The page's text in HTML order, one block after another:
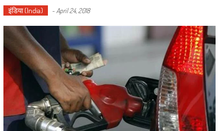
इंडिया (India) - April 24, 2018